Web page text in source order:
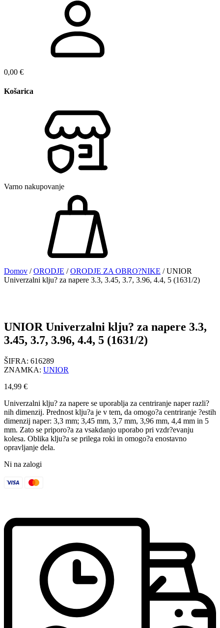
0,00 €
Košarica
Varno nakupovanje
Domov /ORODJE /ORODJE ZA OBRO?NIKE / UNIOR
Univerzalni klju? za napere 3.3, 3.45, 3.7, 3.96, 4.4, 5 (1631/2)
UNIOR Univerzalni klju? za napere 3.3,
3.45, 3.7, 3.96, 4.4, 5 (1631/2)
ŠIFRA: 616289
ZNAMKA: UNIOR
14,99 €
Univerzalni klju? za napere se uporablja za centriranje naper razli?
nih dimenzij. Prednost klju?a je v tem, da omogo?a centriranje ?estih
dimenzij naper: 3,3 mm; 3,45 mm, 3,7 mm, 3,96 mm, 4,4 mm in 5
mm. Zato se priporo?a za vsakdanjo uporabo pri vzdr?evanju
kolesa. Oblika klju?a se prilega roki in omogo?a enostavno
opravljanje dela.
Ni na zalogi